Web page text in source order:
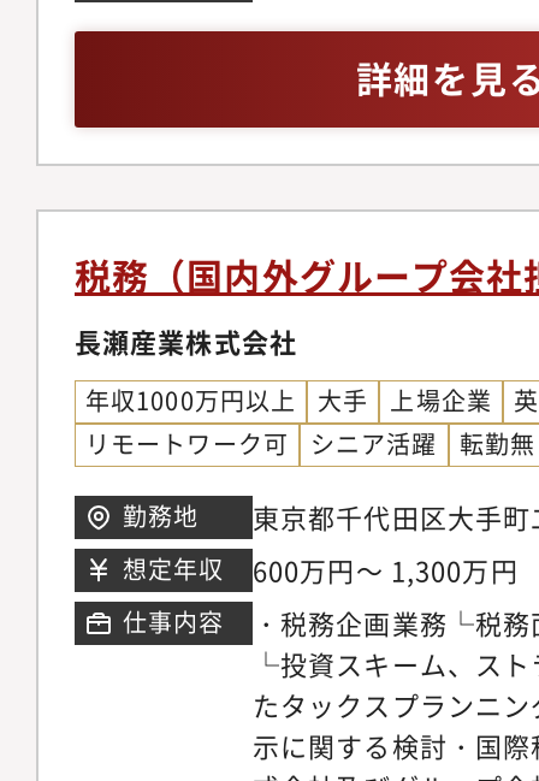
はレビュー・組織再
グ・グループ通算制
存法対応支援・税
等■個人所得税・資産
ナーの所得税・贈与
サルティング・経営
ポジションの魅力/他
ト トーマツグループ
多様な経験を保有す
自身のスキルや知見
す。・地元の有力企
であり、地域経済へ
す。・比較的ワーク
すく、リモートと出
が浸透しています。
個々人のスキルを見
い業務を任せたり、
をご用意します。幅
Intermediary制度に
1042/1042-S）～・
報告～・米国連邦税
告、Protective
して、チーム内の部
監督■クライアント管
求書の発行等
ティブ）、英語（ビ
ル）・米国公認会計
詳細を見
税務（国内外グループ会社
長瀬産業株式会社
年収1000万円以上 大手 上場企業
リモートワーク可
シニア活躍 転勤無
勤務地
東京都千代田区大手
ワー
想定年収 600万円～ 1,300万円
仕事内容
・税務企画業務└税
└投資スキーム、ス
たタックスプランニ
示に関する検討・国